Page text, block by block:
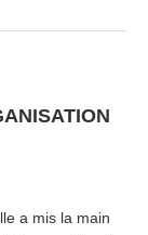
a mis la main